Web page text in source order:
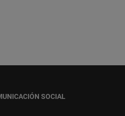
SOCIAL